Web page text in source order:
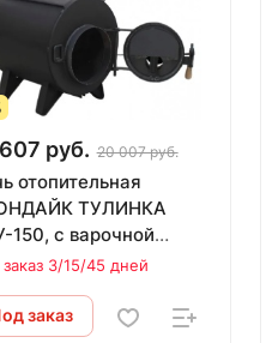
руб. 20 007 руб.
отопительная
ТУЛИНКА
150, с варочной
поверхностью (150 м.куб.)
3/15/45 дней
заказ